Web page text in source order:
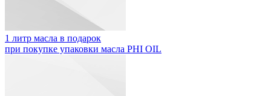
1 литр масла в подарок
при покупке упаковки масла PHI OIL